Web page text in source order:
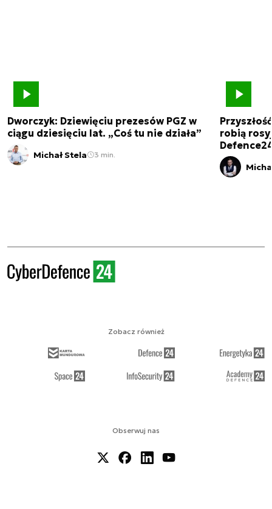
Dworczyk: Dziewięciu prezesów PGZ w
ciągu dziesięciu lat. „Coś tu nie działa”
Michał Stela 3 min.
robią
Obserwuj nas
Zobacz również